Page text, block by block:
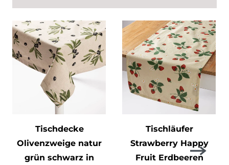
Tischdecke
Olivenzweige natur
grün schwarz in
Tischläufer
Strawberry Happy
Fruit Erdbeeren